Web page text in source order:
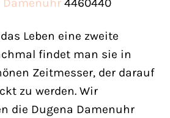
Leben eine zweite
findet man sie in
Zeitmesser, der darauf
zu werden. Wir
die Dugena Damenuhr